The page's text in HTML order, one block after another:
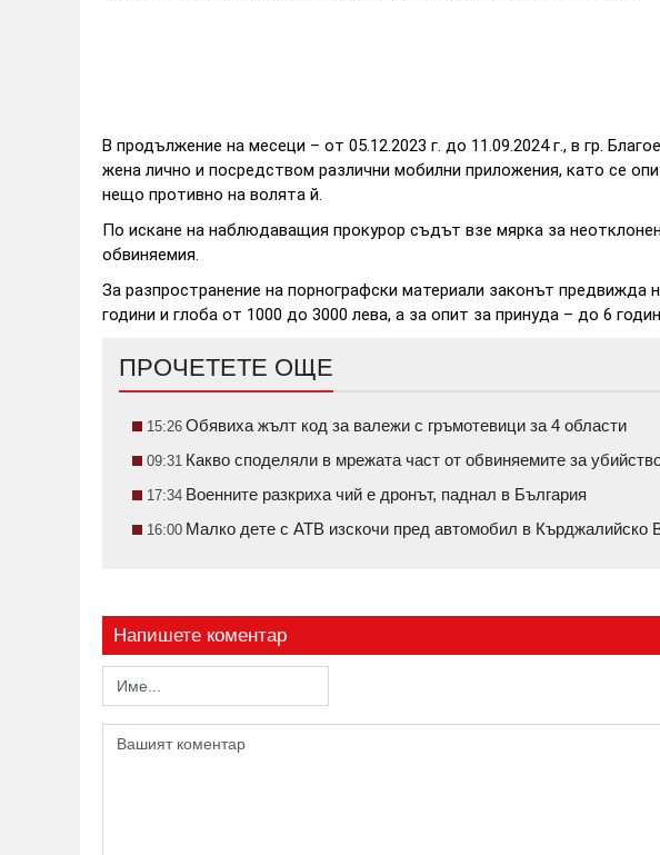
В продължение на месеци – от 05.12.2023 г. до 11.09.2024 г., в гр.
жена лично и посредством различни мобилни приложения, като се
нещо противно на волята й.
По искане на наблюдаващия прокурор съдът взе мярка за
обвиняемия.
За разпространение на порнографски материали законът предвижда
години и глоба от 1000 до 3000 лева, а за опит за принуда – до 6
ПРОЧЕТЕТЕ ОЩЕ
15:26 Обявиха жълт код за валежи с гръмотевици за 4 области
09:31 Какво споделяли в мрежата част от обвиняемите за
17:34 Военните разкриха чий е дронът, паднал в България
16:00 Малко дете с АТВ изскочи пред автомобил в
Напишете коментар